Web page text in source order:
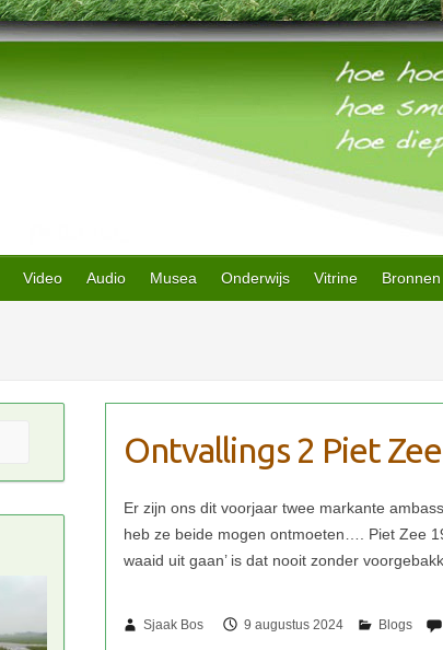
Video Audio Musea Onderwijs Vitrine Bronnen
Ontvallings 2 Piet Zee
Sjaak Bos 9 augustus 2024